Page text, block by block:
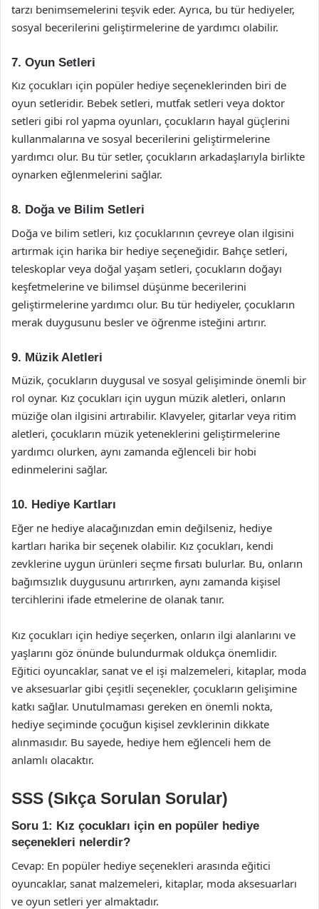
tarzı benimsemelerini teşvik eder. Ayrıca, bu tür hediyeler,
sosyal becerilerini geliştirmelerine de yardımcı olabilir.
7. Oyun Setleri
Kız çocukları için popüler hediye seçeneklerinden biri de
oyun setleridir. Bebek setleri, mutfak setleri veya doktor
setleri gibi rol yapma oyunları, çocukların hayal güçlerini
kullanmalarına ve sosyal becerilerini geliştirmelerine
yardımcı olur. Bu tür setler, çocukların arkadaşlarıyla birlikte
oynarken eğlenmelerini sağlar.
8. Doğa ve Bilim Setleri
Doğa ve bilim setleri, kız çocuklarının çevreye olan ilgisini
artırmak için harika bir hediye seçeneğidir. Bahçe setleri,
teleskoplar veya doğal yaşam setleri, çocukların doğayı
keşfetmelerine ve bilimsel düşünme becerilerini
geliştirmelerine yardımcı olur. Bu tür hediyeler, çocukların
merak duygusunu besler ve öğrenme isteğini artırır.
9. Müzik Aletleri
Müzik, çocukların duygusal ve sosyal gelişiminde önemli bir
rol oynar. Kız çocukları için uygun müzik aletleri, onların
müziğe olan ilgisini artırabilir. Klavyeler, gitarlar veya ritim
aletleri, çocukların müzik yeteneklerini geliştirmelerine
yardımcı olurken, aynı zamanda eğlenceli bir hobi
edinmelerini sağlar.
10. Hediye Kartları
Eğer ne hediye alacağınızdan emin değilseniz, hediye
kartları harika bir seçenek olabilir. Kız çocukları, kendi
zevklerine uygun ürünleri seçme fırsatı bulurlar. Bu, onların
bağımsızlık duygusunu artırırken, aynı zamanda kişisel
tercihlerini ifade etmelerine de olanak tanır.
Kız çocukları için hediye seçerken, onların ilgi alanlarını ve
yaşlarını göz önünde bulundurmak oldukça önemlidir.
Eğitici oyuncaklar, sanat ve el işi malzemeleri, kitaplar, moda
ve aksesuarlar gibi çeşitli seçenekler, çocukların gelişimine
katkı sağlar. Unutulmaması gereken en önemli nokta,
hediye seçiminde çocuğun kişisel zevklerinin dikkate
alınmasıdır. Bu sayede, hediye hem eğlenceli hem de
anlamlı olacaktır.
SSS (Sıkça Sorulan Sorular)
Soru 1: Kız çocukları için en popüler hediye
seçenekleri nelerdir?
Cevap: En popüler hediye seçenekleri arasında eğitici
oyuncaklar, sanat malzemeleri, kitaplar, moda aksesuarları
ve oyun setleri yer almaktadır.